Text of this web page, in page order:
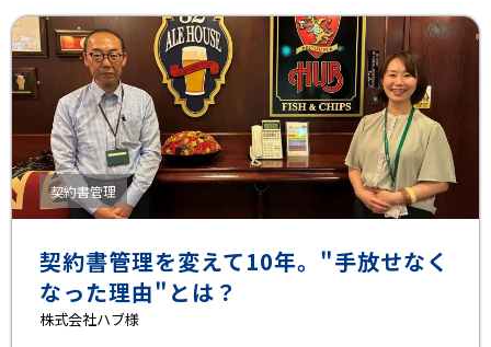
契約書管理
契約書管理を変えて10年。"手放せなく
なった理由"とは？
株式会社ハブ様